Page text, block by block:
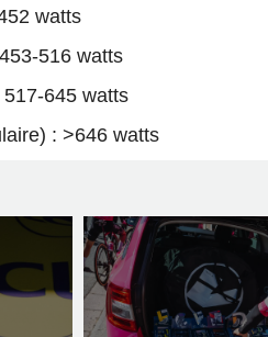
watts
516 watts
645 watts
: >646 watts